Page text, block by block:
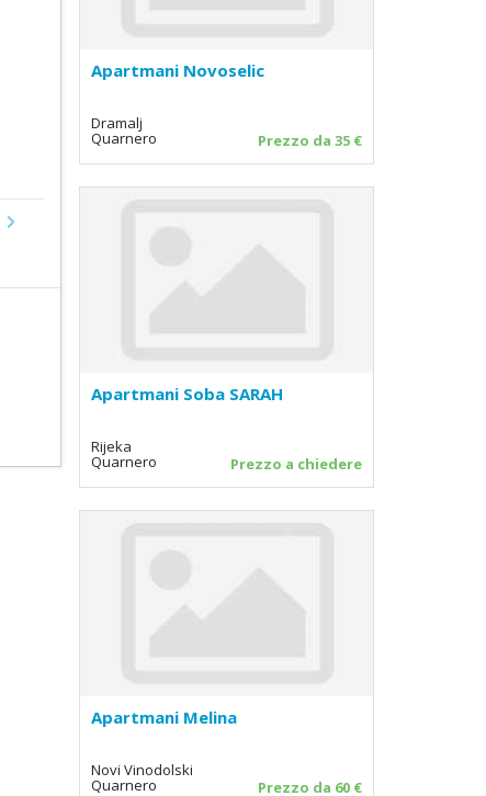
Next
Apartmani Novoselic
Dramalj
Quarnero Prezzo da 35 €
Apartmani Soba SARAH
Rijeka
Quarnero Prezzo a chiedere
Apartmani Melina
Novi Vinodolski
Quarnero Prezzo da 60 €